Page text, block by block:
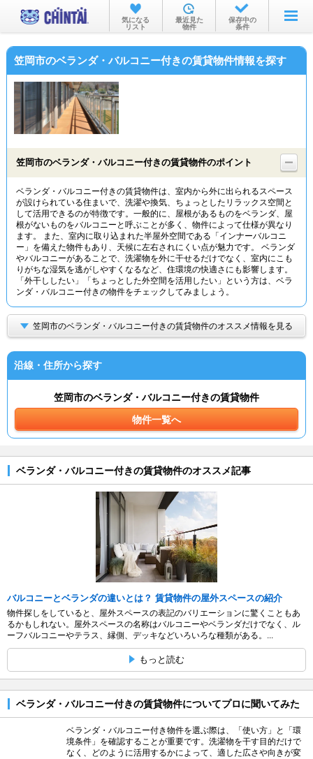
お部屋を探す
沿線・駅から
物件特集から
TOP
気になる
リスト
最近見た
物件
保存中の
条件
笠岡市のベランダ・バルコニー付きの賃貸物件情報を探す
笠岡市のベランダ・バルコニー付きの賃貸物件のポイント
ベランダ・バルコニー付きの賃貸物件は、室内から外に出られるスペース
が設けられている住まいで、洗濯や換気、ちょっとしたリラックス空間と
して活用できるのが特徴です。一般的に、屋根があるものをベランダ、屋
根がないものをバルコニーと呼ぶことが多く、物件によって仕様が異なり
ます。 また、室内に取り込まれた半屋外空間である「インナーバルコニ
ー」を備えた物件もあり、天候に左右されにくい点が魅力です。 ベランダ
やバルコニーがあることで、洗濯物を外に干せるだけでなく、室内にこも
りがちな湿気を逃がしやすくなるなど、住環境の快適さにも影響します。
「外干ししたい」「ちょっとした外空間を活用したい」という方は、ベラ
ンダ・バルコニー付きの物件をチェックしてみましょう。
笠岡市のベランダ・バルコニー付きの賃貸物件のオススメ情報を見る
沿線・住所から探す
笠岡市のベランダ・バルコニー付きの賃貸物件
物件一覧へ
ベランダ・バルコニー付きの賃貸物件のオススメ記事
バルコニーとベランダの違いとは？ 賃貸物件の屋外スペースの紹介
物件探しをしていると、屋外スペースの表記のバリエーションに驚くこともあ
るかもしれない。屋外スペースの名称はバルコニーやベランダだけでなく、ル
ーフバルコニーやテラス、縁側、デッキなどいろいろな種類がある。...
もっと読む
ベランダ・バルコニー付きの賃貸物件についてプロに聞いてみた
ベランダ・バルコニー付き物件を選ぶ際は、「使い方」と「環
境条件」を確認することが重要です。洗濯物を干す目的だけで
なく、どのように活用するかによって、適した広さや向きが変